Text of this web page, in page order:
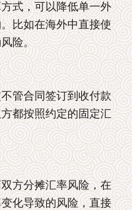
式，可以降低单一外
比如在海外中直接使
险。
管合同签订到收付款
都按照约定的固定汇
方分摊汇率风险，在
化导致的风险，直接